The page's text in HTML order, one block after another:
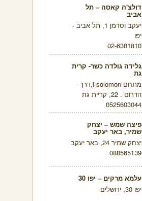
דולצ'ה קאסה – תל
אביב
יעקב וסרמן 1, תל אביב -
יפו
02-6381810
גלידה גולדה כשר- קרית
גת
מתחם i-solomon,דרך
הדרום . 22, קריית גת
0525603044
פיצה שמש – יצחק
שמיר, באר יעקב
יצחק שמיר 24, באר יעקב
088565139
עלמא מרקים – יפו 30
יפו 30, ירושלים